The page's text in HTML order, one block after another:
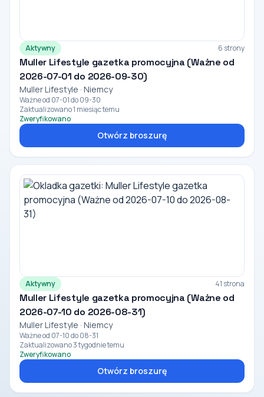
Aktywny 6 strony
Muller Lifestyle gazetka promocyjna (Ważne od
2026-07-01 do 2026-09-30)
Muller Lifestyle · Niemcy
Ważne od 07-01 do 09-30
Zaktualizowano 1 miesiąc temu
Zweryfikowano
Otwórz broszurę
Aktywny 41 strona
Muller Lifestyle gazetka promocyjna (Ważne od
2026-07-10 do 2026-08-31)
Muller Lifestyle · Niemcy
Ważne od 07-10 do 08-31
Zaktualizowano 3 tygodnie temu
Zweryfikowano
Otwórz broszurę